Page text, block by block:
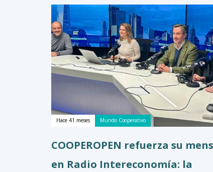
Hace 41 meses Mundo Cooperativo
COOPEROPEN refuerza su
en Radio Intereconomía: la